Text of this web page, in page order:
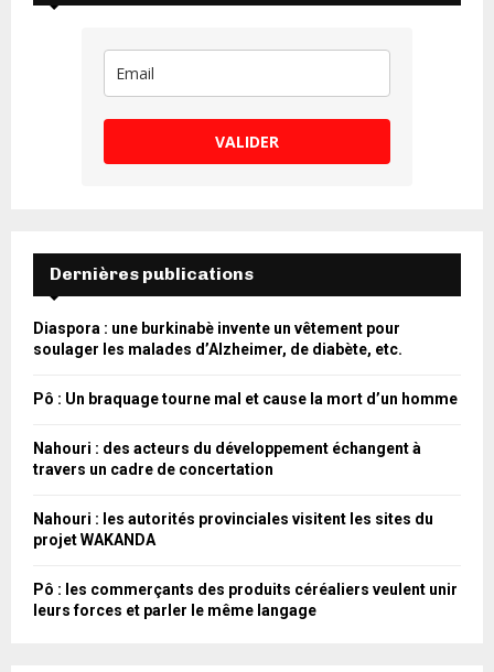
VALIDER
Dernières publications
Diaspora : une burkinabè invente un vêtement pour
soulager les malades d’Alzheimer, de diabète, etc.
Pô : Un braquage tourne mal et cause la mort d’un homme
Nahouri : des acteurs du développement échangent à
travers un cadre de concertation
Nahouri : les autorités provinciales visitent les sites du
projet WAKANDA
Pô : les commerçants des produits céréaliers veulent unir
leurs forces et parler le même langage